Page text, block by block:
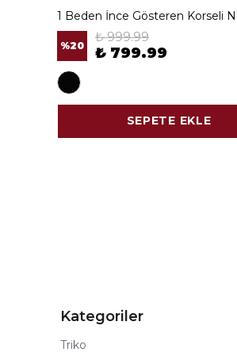
%20
₺ 999.99
₺ 799.99
SEPETE EKLE
Kategoriler
Triko